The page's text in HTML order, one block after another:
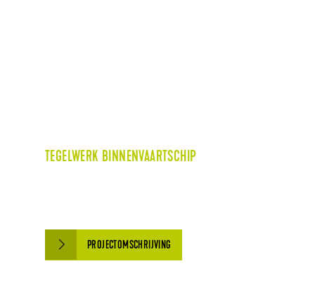
TEGELWERK BINNENVAARTSCHIP
PROJECTOMSCHRIJVING